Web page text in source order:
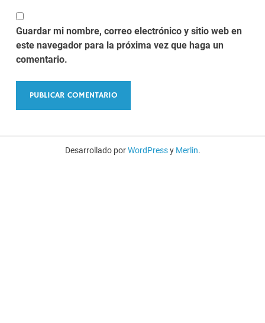
Guardar mi nombre, correo electrónico y sitio web en
este navegador para la próxima vez que haga un
comentario.
Desarrollado porWordPressy Merlin.